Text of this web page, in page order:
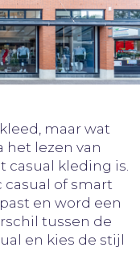
maar wat
het lezen van
casual kleding is.
casual of smart
en word een
tussen de
en kies de stijl